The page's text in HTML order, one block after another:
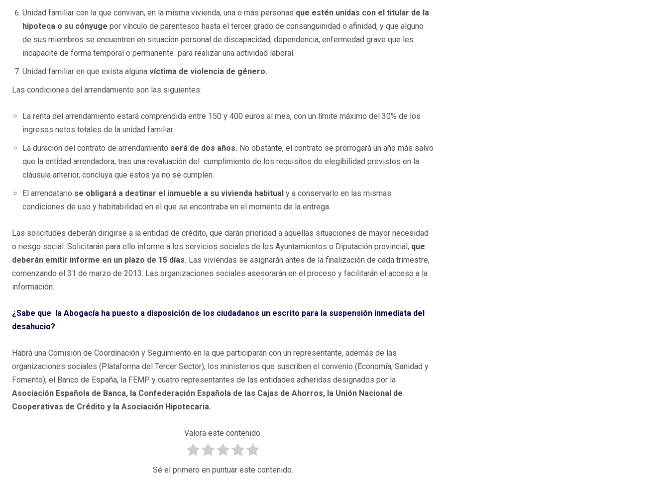
Unidad familiar con la que convivan, en la misma vivienda, una o más personas que estén unidas con el titular de la
hipoteca o su cónyuge por vínculo de parentesco hasta el tercer grado de consanguinidad o afinidad, y que alguno
de sus miembros se encuentren en situación personal de discapacidad, dependencia, enfermedad grave que les
incapacite de forma temporal o permanente para realizar una actividad laboral.
Unidad familiar en que exista alguna víctima de violencia de género.
Las condiciones del arrendamiento son las siguientes:
La renta del arrendamiento estará comprendida entre 150 y 400 euros al mes, con un límite máximo del 30% de los
ingresos netos totales de la unidad familiar.
La duración del contrato de arrendamiento será de dos años. No obstante, el contrato se prorrogará un año más salvo
que la entidad arrendadora, tras una revaluación del cumplimiento de los requisitos de elegibilidad previstos en la
cláusula anterior, concluya que estos ya no se cumplen.
El arrendatario se obligará a destinar el inmueble a su vivienda habitual y a conservarlo en las mismas
condiciones de uso y habitabilidad en el que se encontraba en el momento de la entrega.
Las solicitudes deberán dirigirse a la entidad de crédito, que darán prioridad a aquellas situaciones de mayor necesidad
o riesgo social. Solicitarán para ello informe a los servicios sociales de los Ayuntamientos o Diputación provincial, que
deberán emitir informe en un plazo de 15 días. Las viviendas se asignarán antes de la finalización de cada trimestre,
comenzando el 31 de marzo de 2013. Las organizaciones sociales asesorarán en el proceso y facilitarán el acceso a la
información.
¿Sabe que la Abogacía ha puesto a disposición de los ciudadanos un escrito para la suspensión inmediata del
desahucio?
Habrá una Comisión de Coordinación y Seguimiento en la que participarán con un representante, además de las
organizaciones sociales (Plataforma del Tercer Sector), los ministerios que suscriben el convenio (Economía, Sanidad y
Fomento), el Banco de España, la FEMP y cuatro representantes de las entidades adheridas designados por la
Asociación Española de Banca, la Confederación Española de las Cajas de Ahorros, la Unión Nacional de
Cooperativas de Crédito y la Asociación Hipotecaria.
Valora este contenido.
Sé el primero en puntuar este contenido.